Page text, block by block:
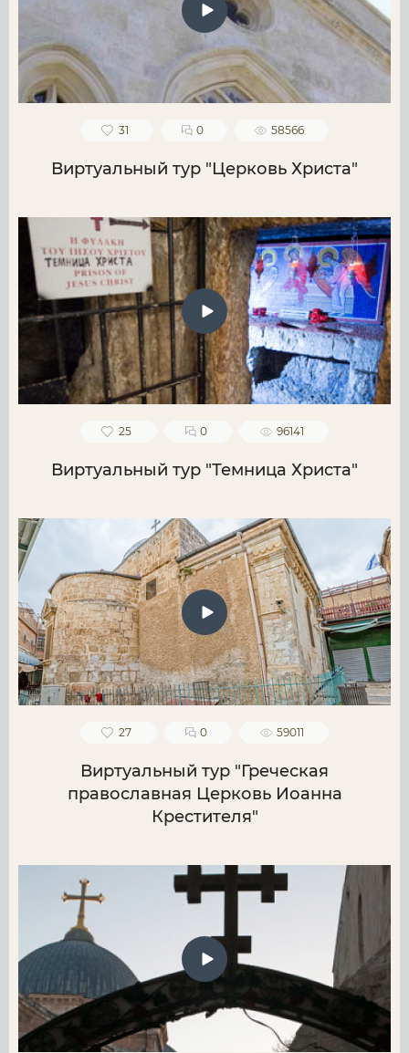
31 0 58566
Виртуальный тур "Церковь Христа"
25 0 96141
Виртуальный тур "Темница Христа"
27 0 59011
Виртуальный тур "Греческая
православная Церковь Иоанна
Крестителя"